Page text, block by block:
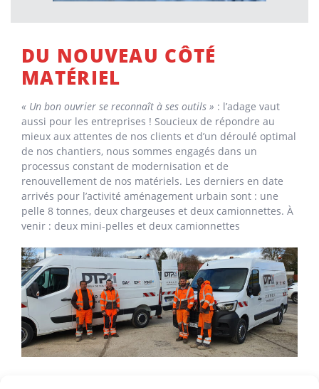
DU NOUVEAU CÔTÉ
MATÉRIEL
« Un bon ouvrier se reconnaît à ses outils » : l’adage vaut
aussi pour les entreprises ! Soucieux de répondre au
mieux aux attentes de nos clients et d’un déroulé optimal
de nos chantiers, nous sommes engagés dans un
processus constant de modernisation et de
renouvellement de nos matériels. Les derniers en date
arrivés pour l’activité aménagement urbain sont : une
pelle 8 tonnes, deux chargeuses et deux camionnettes. À
venir : deux mini-pelles et deux camionnettes